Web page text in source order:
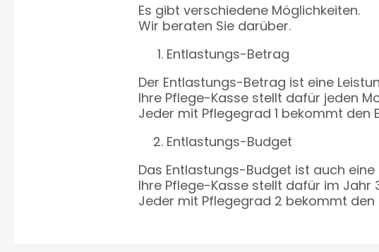
Es gibt verschiedene Möglichkeiten.
Wir beraten Sie darüber.
Entlastungs-Betrag
Der Entlastungs-Betrag ist eine
Ihre Pflege-Kasse stellt dafür jeden
Jeder mit Pflegegrad 1 bekommt den
Entlastungs-Budget
Das Entlastungs-Budget ist auch eine
Ihre Pflege-Kasse stellt dafür im Jahr
Jeder mit Pflegegrad 2 bekommt